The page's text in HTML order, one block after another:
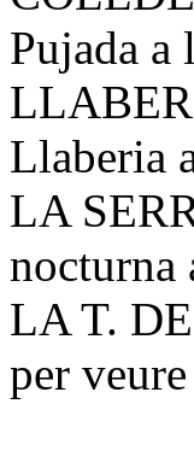
Pujada
Llaberia
LA
nocturna
LA T.
per